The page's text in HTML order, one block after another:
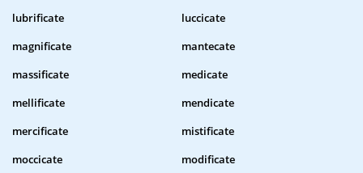
lubrificate
luccicate
magnificate
mantecate
massificate
medicate
mellificate
mendicate
mercificate
mistificate
moccicate
modificate